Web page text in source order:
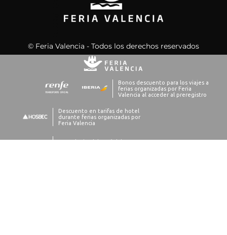
© Feria Valencia - Todos los derechos reservados